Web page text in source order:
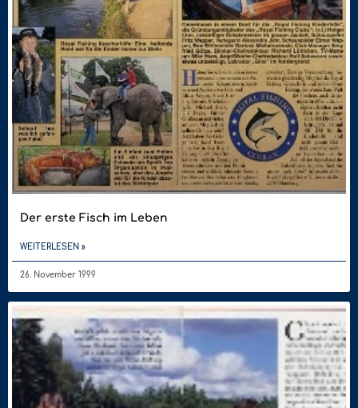
Der erste Fisch im Leben
WEITERLESEN »
26. November 1999